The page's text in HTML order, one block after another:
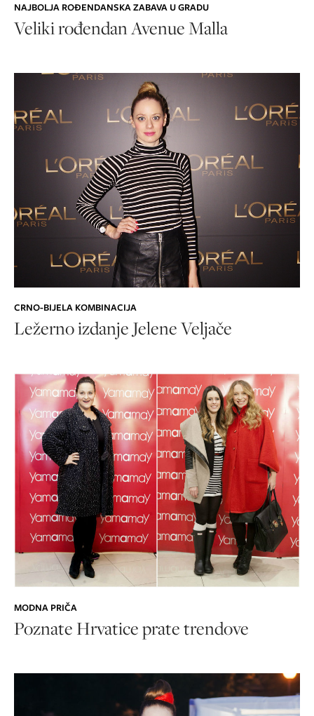
NAJBOLJA ROĐENDANSKA ZABAVA U GRADU
Veliki rođendan Avenue Malla
CRNO-BIJELA KOMBINACIJA
Ležerno izdanje Jelene Veljače
MODNA PRIČA
Poznate Hrvatice prate trendove